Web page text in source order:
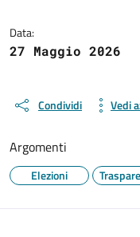
Data:
27 Maggio 2026
Condividi Vedi
Argomenti
Elezioni